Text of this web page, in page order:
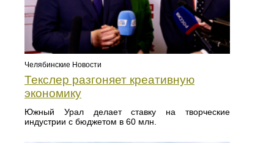
Челябинские Новости
Текслер разгоняет креативную
экономику
Южный Урал делает ставку на творческие
индустрии с бюджетом в 60 млн.